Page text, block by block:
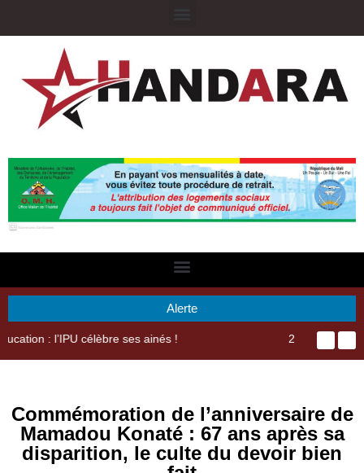
Alerte
29ème Assemblée Générale Ordinaire de l’Union Nyèsigiso : L’encours total des dépôts des membres passé de 18 milliards en 2024 à 21 milliards en 2025
Commémoration de l’anniversaire de
Mamadou Konaté : 67 ans après sa
disparition, le culte du devoir bien